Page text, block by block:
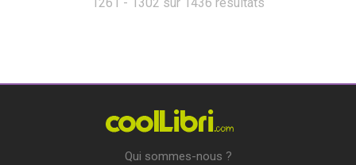
Qui sommes-nous ?